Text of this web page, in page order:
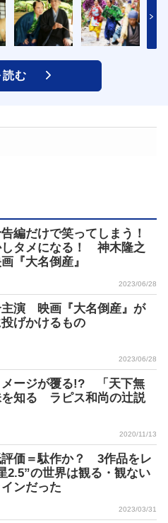
む
告編だけで笑ってしまう！
タメになる！ 神木隆之
『大名倒産』
2023/06/28
主演 映画『大名倒産』が
げかけるもの
2023/06/28
メージが覆る!? 「天下無
を知る ラピス和尚の辻説
2020/11/13
評価＝駄作か？ 3作品をレ
の世界は観る・観ない
ンだった
2023/03/31